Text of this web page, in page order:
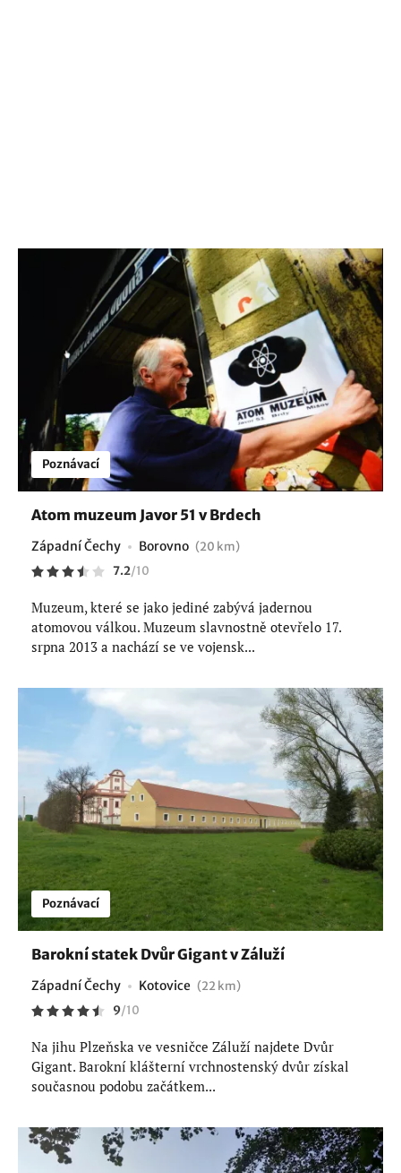
Poznávací
Atom muzeum Javor 51 v Brdech
Západní Čechy Borovno (20 km)
7.2/10
Muzeum, které se jako jediné zabývá jadernou
atomovou válkou. Muzeum slavnostně otevřelo 17.
srpna 2013 a nachází se ve vojensk...
Poznávací
Barokní statek Dvůr Gigant v Záluží
Západní Čechy Kotovice (22 km)
9/10
Na jihu Plzeňska ve vesničce Záluží najdete Dvůr
Gigant. Barokní klášterní vrchnostenský dvůr získal
současnou podobu začátkem...